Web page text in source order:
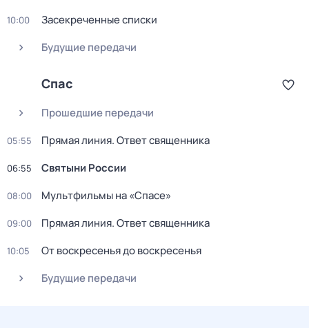
10:00
Заcекрeчeнныe списки
Будущие передачи
Спас
Прошедшие передачи
05:55 Прямая линия. Ответ священника
06:55 Святыни России
08:00 Мультфильмы на «Спасе»
09:00 Прямая линия. Ответ священника
10:05
От воскресенья до воскресенья
Будущие передачи